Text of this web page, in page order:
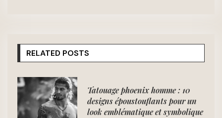
RELATED POSTS
Tatouage phoenix homme : 10
designs époustouflants pour un
look emblématique et symbolique